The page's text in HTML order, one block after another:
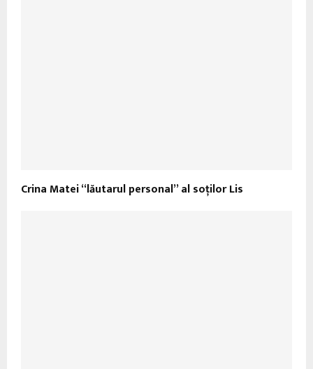
Crina Matei “lăutarul personal” al soţilor Lis